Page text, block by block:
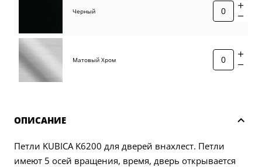
Черный
Матовый Хром
ОПИСАНИЕ
Петли KUBICA K6200 для дверей внахлест. Петли
имеют 5 осей вращения, время, дверь открывается